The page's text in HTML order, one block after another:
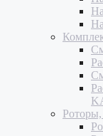
Роторы,